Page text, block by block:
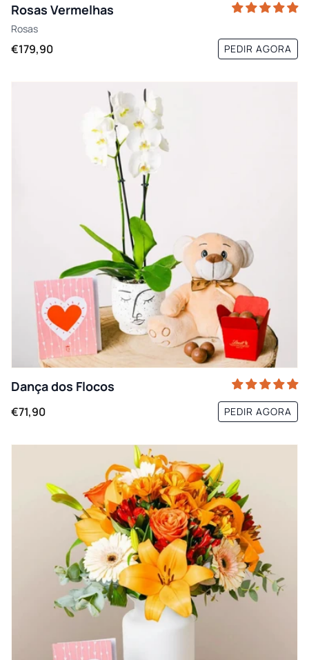
Rosas Vermelhas
Rosas
€179,90 PEDIR AGORA
Dança dos Flocos
€71,90 PEDIR AGORA